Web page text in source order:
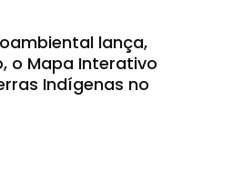
lança,
o Mapa Interativo
Indígenas no